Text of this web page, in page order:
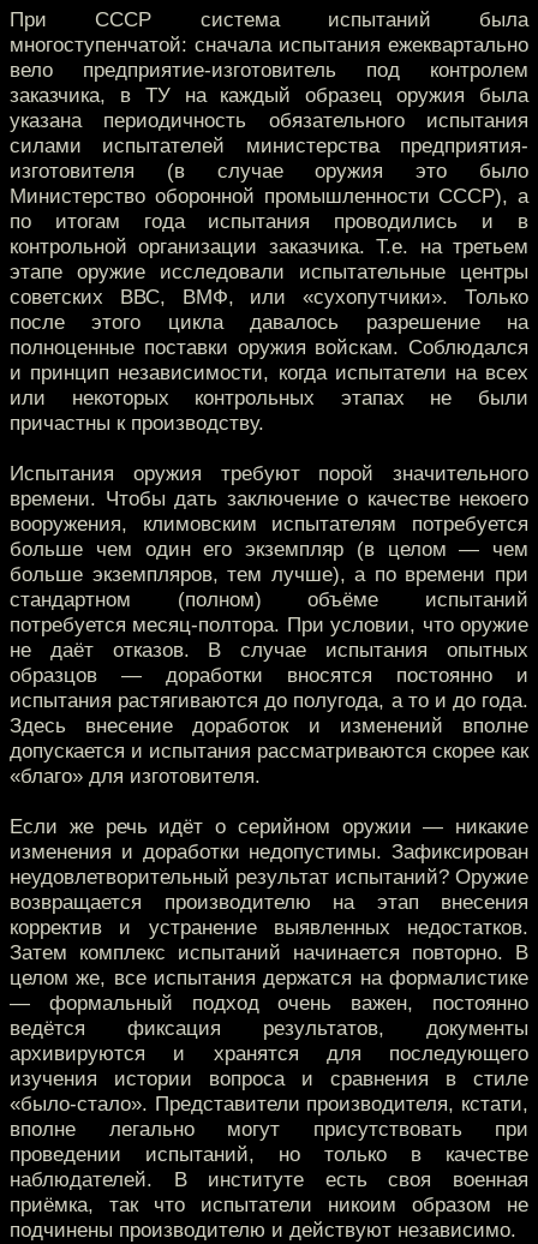
При СССР система испытаний была
многоступенчатой: сначала испытания ежеквартально
вело предприятие-изготовитель под контролем
заказчика, в ТУ на каждый образец оружия была
указана периодичность обязательного испытания
силами испытателей министерства предприятия-
изготовителя (в случае оружия это было
Министерство оборонной промышленности СССР), а
по итогам года испытания проводились и в
контрольной организации заказчика. Т.е. на третьем
этапе оружие исследовали испытательные центры
советских ВВС, ВМФ, или «сухопутчики». Только
после этого цикла давалось разрешение на
полноценные поставки оружия войскам. Соблюдался
и принцип независимости, когда испытатели на всех
или некоторых контрольных этапах не были
причастны к производству.
Испытания оружия требуют порой значительного
времени. Чтобы дать заключение о качестве некоего
вооружения, климовским испытателям потребуется
больше чем один его экземпляр (в целом — чем
больше экземпляров, тем лучше), а по времени при
стандартном (полном) объёме испытаний
потребуется месяц-полтора. При условии, что оружие
не даёт отказов. В случае испытания опытных
образцов — доработки вносятся постоянно и
испытания растягиваются до полугода, а то и до года.
Здесь внесение доработок и изменений вполне
допускается и испытания рассматриваются скорее как
«благо» для изготовителя.
Если же речь идёт о серийном оружии — никакие
изменения и доработки недопустимы. Зафиксирован
неудовлетворительный результат испытаний? Оружие
возвращается производителю на этап внесения
корректив и устранение выявленных недостатков.
Затем комплекс испытаний начинается повторно. В
целом же, все испытания держатся на формалистике
— формальный подход очень важен, постоянно
ведётся фиксация результатов, документы
архивируются и хранятся для последующего
изучения истории вопроса и сравнения в стиле
«было-стало». Представители производителя, кстати,
вполне легально могут присутствовать при
проведении испытаний, но только в качестве
наблюдателей. В институте есть своя военная
приёмка, так что испытатели никоим образом не
подчинены производителю и действуют независимо.